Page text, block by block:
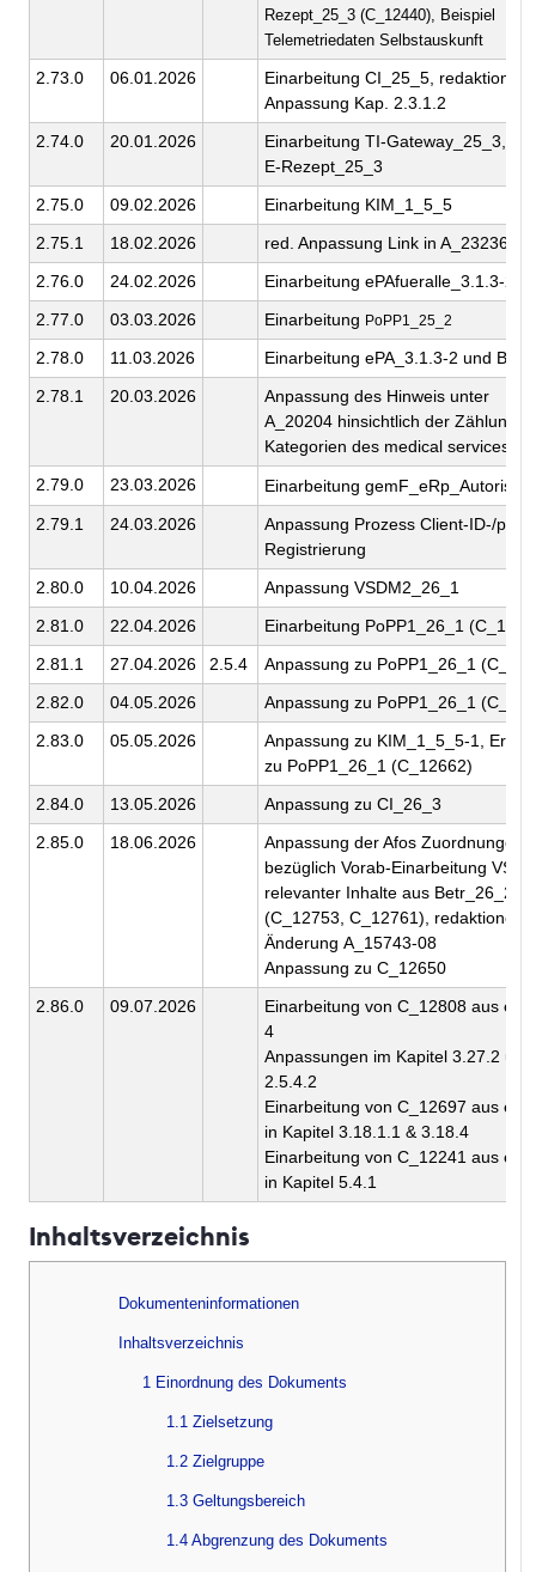
Rezept_25_3 (C_12440), Beispiel
Telemetriedaten Selbstauskunft
2.73.0 06.01.2026
Einarbeitung CI_25_5, redaktionelle
Anpassung Kap. 2.3.1.2
2.74.0
20.01.2026
Einarbeitung TI-Gateway_25_3,
E-Rezept_25_3
2.75.0
09.02.2026
Einarbeitung KIM_1_5_5
2.75.1
18.02.2026
red. Anpassung Link in A_23236-06
2.76.0
24.02.2026
Einarbeitung ePAfueralle_3.1.3-2
2.77.0
03.03.2026 Einarbeitung PoPP1_25_2
2.78.0 11.03.2026
Einarbeitung ePA_3.1.3-2 und
2.78.1
20.03.2026
Anpassung des Hinweis unter
A_20204 hinsichtlich der Zählung
Kategorien des medical services
2.79.0
23.03.2026
Einarbeitung
2.79.1
24.03.2026
Anpassung Prozess Client-ID-/
Registrierung
2.80.0
10.04.2026
Anpassung VSDM2_26_1
2.81.0
22.04.2026
Einarbeitung PoPP1_26_1
2.81.1
27.04.2026 2.5.4
Anpassung zu PoPP1_26_1
2.82.0
04.05.2026
Anpassung zu PoPP1_26_1
2.83.0
05.05.2026
Anpassung zu KIM_1_5_5-1,
zu PoPP1_26_1 (C_12662)
2.84.0
13.05.2026
Anpassung zu CI_26_3
2.85.0
18.06.2026
Anpassung der Afos Zuordnungen
bezüglich Vorab-Einarbeitung
relevanter Inhalte aus Betr_26_2
(C_12753, C_12761), redaktionelle
Änderung A_15743-08
Anpassung zu C_12650
2.86.0
09.07.2026
Einarbeitung von C_12808 aus
4
Anpassungen im Kapitel 3.27.2
2.5.4.2
Einarbeitung von C_12697 aus
in Kapitel 3.18.1.1 & 3.18.4
Einarbeitung von C_12241 aus
in Kapitel 5.4.1
Inhaltsverzeichnis
Dokumenteninformationen
Inhaltsverzeichnis
1 Einordnung des Dokuments
1.1 Zielsetzung
1.2 Zielgruppe
1.3 Geltungsbereich
1.4 Abgrenzung des Dokuments